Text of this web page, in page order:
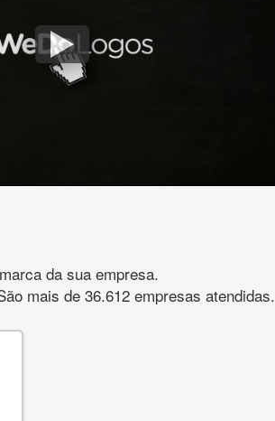
da sua empresa.
mais de 36.612 empresas atendidas.